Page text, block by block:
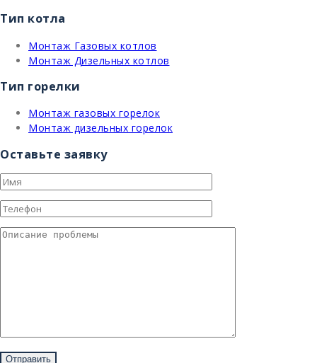
Тип котла
Монтаж Газовых котлов
Монтаж Дизельных котлов
Тип горелки
Монтаж газовых горелок
Монтаж дизельных горелок
Оставьте заявку